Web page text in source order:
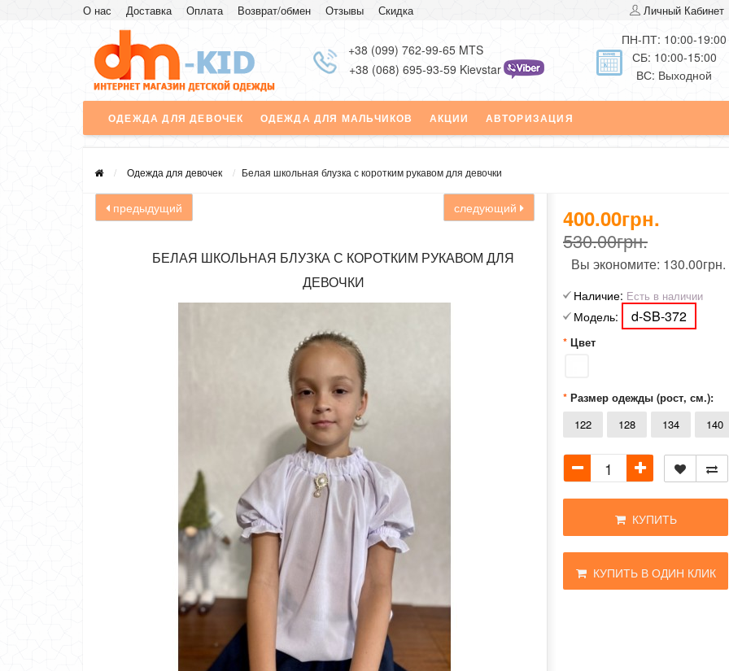
О нас Доставка Оплата Возврат/обмен Отзывы Скидка Личный Кабинет
+38 (099) 762-99-65 MTS
+38 (068) 695-93-59 Kievstar
ПН-ПТ: 10:00-19:00
СБ: 10:00-15:00
ВС: Выходной
ОДЕЖДА ДЛЯ ДЕВОЧЕК ОДЕЖДА ДЛЯ МАЛЬЧИКОВ АКЦИИ АВТОРИЗАЦИЯ
Одежда для девочек Белая школьная блузка с коротким рукавом для девочки
предыдущий следующий
БЕЛАЯ ШКОЛЬНАЯ БЛУЗКА С КОРОТКИМ РУКАВОМ ДЛЯ
ДЕВОЧКИ
400.00грн.
530.00грн.
Вы экономите:
Наличие: Есть в наличии
Модель: d-SB-372
Цвет
Размер одежды (рост, см.):
122
128 134 140
КУПИТЬ
КУПИТЬ В ОДИН КЛИК